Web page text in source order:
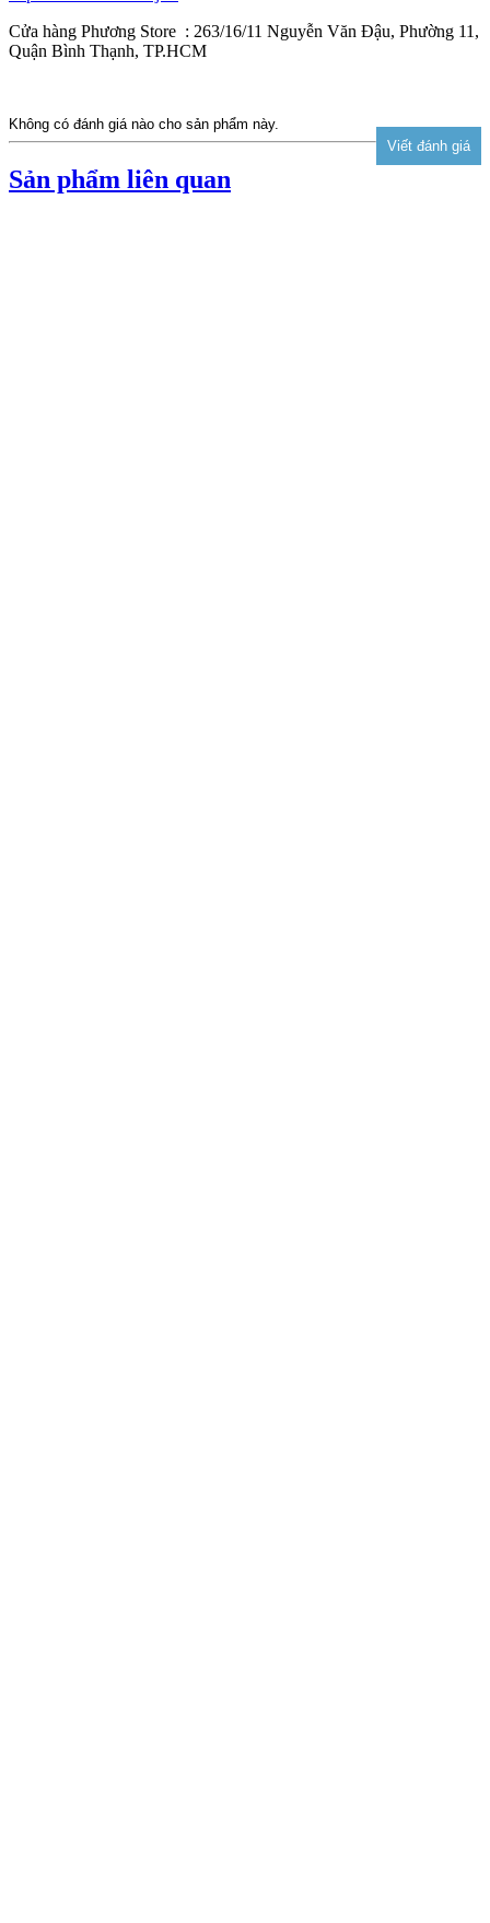
Cửa hàng Phương Store : 263/16/11 Nguyễn Văn Đậu, Phường 11,
Quận Bình Thạnh, TP.HCM
Không có đánh giá nào cho sản phẩm này.
Sản phẩm liên quan